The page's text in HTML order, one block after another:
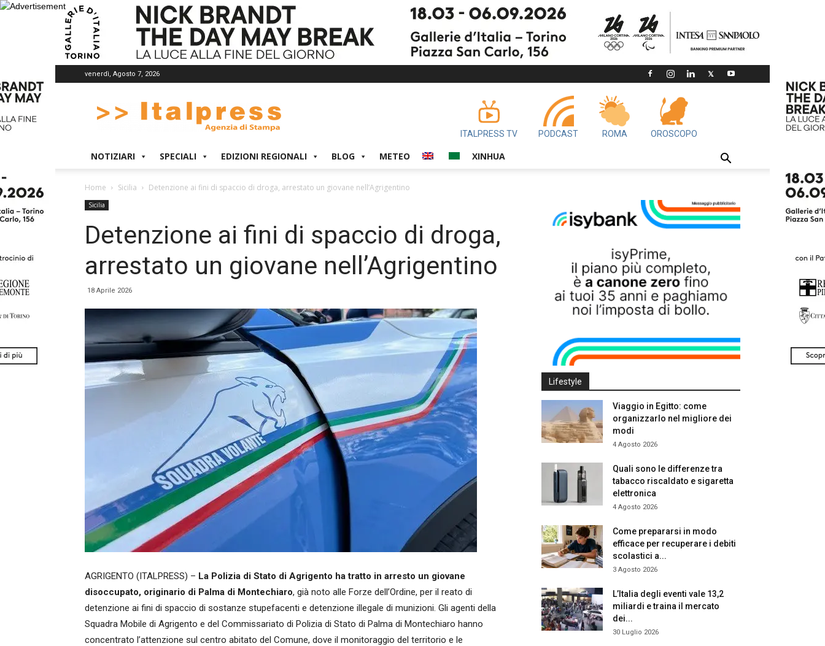
venerdì, Agosto 7, 2026
ITALPRESS TV PODCAST ROMA OROSCOPO
NOTIZIARI SPECIALI EDIZIONI REGIONALI BLOG METEO XINHUA
Home Sicilia Detenzione ai fini di spaccio di droga, arrestato un giovane nell’Agrigentino
Sicilia
Detenzione ai fini di spaccio di droga,
arrestato un giovane nell’Agrigentino
18 Aprile 2026
AGRIGENTO (ITALPRESS) – La Polizia di Stato di Agrigento ha tratto in arresto un giovane
disoccupato, originario di Palma di Montechiaro, già noto alle Forze dell’Ordine, per il reato di
detenzione ai fini di spaccio di sostanze stupefacenti e detenzione illegale di munizioni. Gli agenti della
Squadra Mobile di Agrigento e del Commissariato di Polizia di Stato di Palma di Montechiaro hanno
concentrato l’attenzione sul centro abitato del Comune, dove il monitoraggio del territorio e le
Lifestyle
Viaggio in Egitto: come
organizzarlo nel migliore dei
modi
4 Agosto 2026
Quali sono le differenze tra
tabacco riscaldato e sigaretta
elettronica
4 Agosto 2026
Come prepararsi in modo
efficace per recuperare i debiti
scolastici a...
3 Agosto 2026
L’Italia degli eventi vale 13,2
miliardi e traina il mercato
dei...
30 Luglio 2026